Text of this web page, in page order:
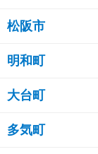
松阪市
明和町
大台町
多気町